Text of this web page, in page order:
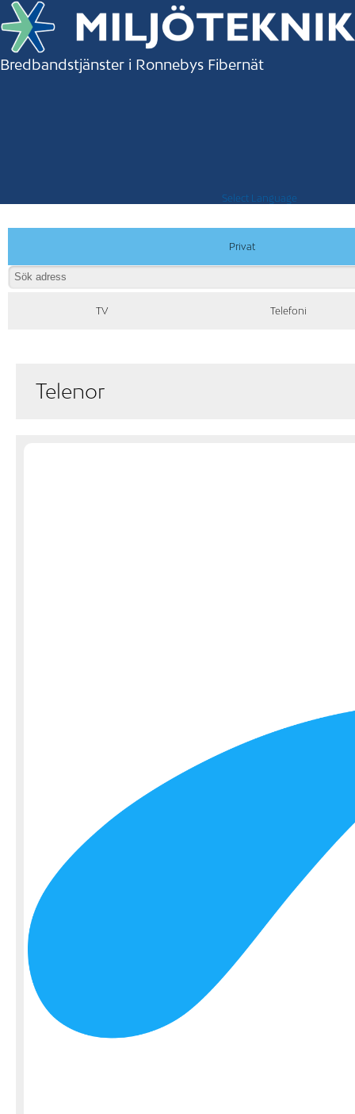
Bredbandstjänster i Ronnebys Fibernät
Select Language
Privat
TV Telefoni
Telenor